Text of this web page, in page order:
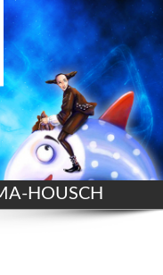
HOUSCH